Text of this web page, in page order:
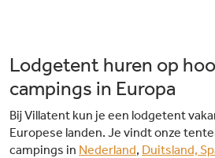
Lodgetent huren op
campings in Europa
Bij Villatent kun je een lodgetent
Europese landen. Je vindt onze
campings in Nederland, Duitsland,